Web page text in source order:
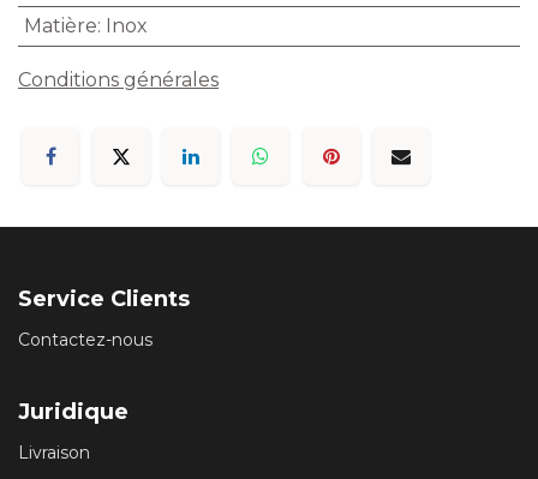
Matière: Inox
Conditions générales
Service Clients
Contactez-nous
Juridique
Livraison